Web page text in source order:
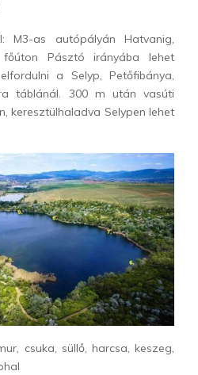
M3-as autópályán Hatvanig,
Pásztó irányába lehet
a Selyp, Petőfibánya,
táblánál. 300 m után vasúti
keresztülhaladva Selypen lehet
csuka, süllő, harcsa, keszeg,